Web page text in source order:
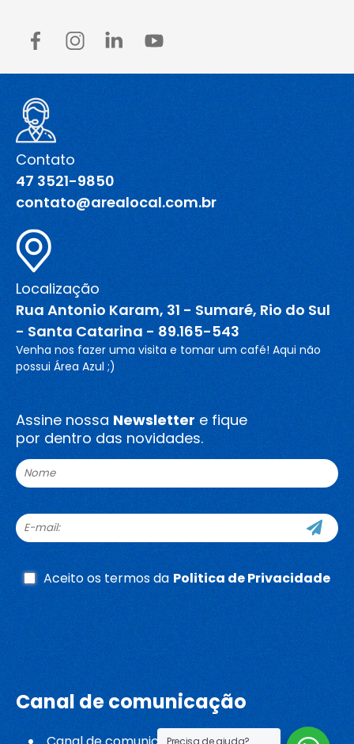
Contato
47 3521-9850
contato@arealocal.com.br
Localização
Rua Antonio Karam, 31 - Sumaré, Rio do Sul
- Santa Catarina - 89.165-543
Venha nos fazer uma visita e tomar um café! Aqui não
possui Área Azul ;)
Assine nossa Newsletter e fique
por dentro das novidades.
Aceito os termos da Politica de Privacidade
Canal de comunicação
Precisa de ajuda?